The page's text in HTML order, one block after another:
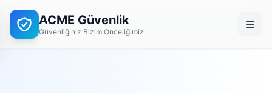
ACME Güvenlik
Güvenliğiniz Bizim Önceliğimiz